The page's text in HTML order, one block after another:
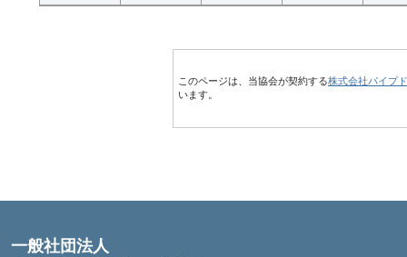
このページは、当協会が契約する株式会社パイプ
います。
一般社団法人